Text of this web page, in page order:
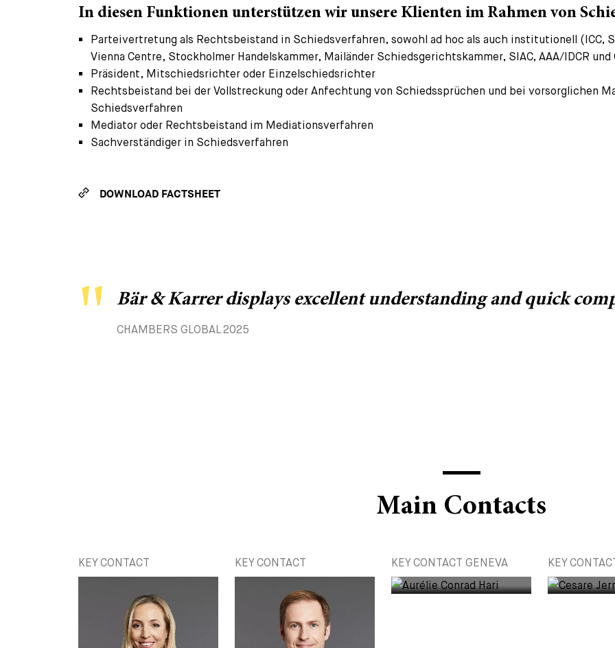
In diesen Funktionen unterstützen wir unsere Klienten im Rahmen von
Parteivertretung als Rechtsbeistand in Schiedsverfahren, sowohl ad hoc als auch institutionell (ICC,
Vienna Centre, Stockholmer Handelskammer, Mailänder Schiedsgerichtskammer, SIAC, AAA/IDCR und
Präsident, Mitschiedsrichter oder Einzelschiedsrichter
Rechtsbeistand bei der Vollstreckung oder Anfechtung von Schiedssprüchen und bei vorsorglichen
Schiedsverfahren
Mediator oder Rechtsbeistand im Mediationsverfahren
Sachverständiger in Schiedsverfahren
DOWNLOAD FACTSHEET
Bär & Karrer displays excellent understanding and quick
CHAMBERS GLOBAL 2025
Main Contacts
KEY CONTACT KEY CONTACT KEY CONTACT GENEVA KEY